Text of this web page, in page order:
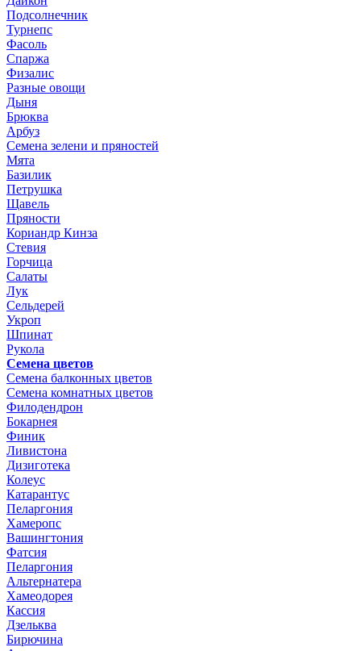
Подсолнечник
Турнепс
Фасоль
Спаржа
Физалис
Разные овощи
Дыня
Брюква
Арбуз
Семена зелени и пряностей
Мята
Базилик
Петрушка
Щавель
Пряности
Кориандр Кинза
Стевия
Горчица
Салаты
Лук
Сельдерей
Укроп
Шпинат
Рукола
Семена цветов
Семена балконных цветов
Семена комнатных цветов
Филодендрон
Бокарнея
Финик
Ливистона
Дизиготека
Колеус
Катарантус
Пеларгония
Хамеропс
Вашингтония
Фатсия
Пеларгония
Альтернатера
Хамеодорея
Кассия
Дзельква
Бирючина